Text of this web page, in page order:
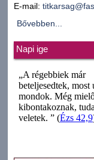
E-mail:
Bővebben...
Napi ige